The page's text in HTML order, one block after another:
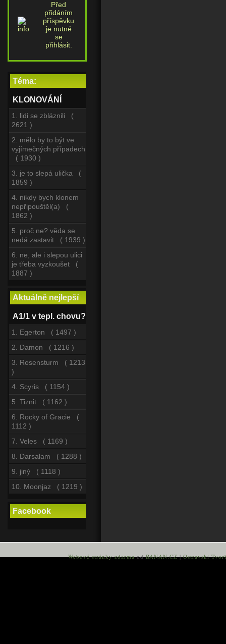
Před
přidáním
příspěvku
je nutné
se
přihlásit.
Téma:
KLONOVÁNÍ
1. lidi se zbláznili (
2621 )
2. mělo by to být ve
vyjímečných případech
( 1930 )
3. je to slepá ulička (
1859 )
4. nikdy bych klonem
nepřipouštěl(a) (
1862 )
5. proč ne? věda se
nedá zastavit ( 1939 )
6. ne, ale i slepou ulici
je třeba vyzkoušet (
1887 )
Aktuálně nejlepší
A1/1 v tepl. chovu?
1. Egerton ( 1497 )
2. Damon ( 1216 )
3. Rosensturm ( 1213
)
4. Scyris ( 1154 )
5. Tiznit ( 1162 )
6. Rocky of Gracie (
1112 )
7. Veles ( 1169 )
8. Darsalam ( 1288 )
9. jiný ( 1118 )
10. Moonjaz ( 1219 )
Facebook
Webové stránky zdarmaodBANAN.CZ|Ostravski